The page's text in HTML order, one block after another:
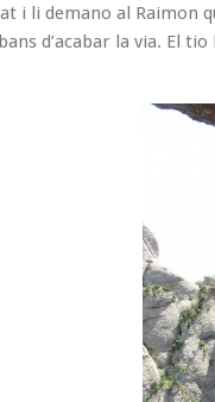
i li demano al Raimon
d’acabar la via. El